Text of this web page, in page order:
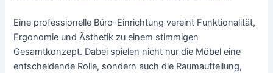
Eine professionelle Büro-Einrichtung vereint Funktionalität,
Ergonomie und Ästhetik zu einem stimmigen
Gesamtkonzept. Dabei spielen nicht nur die Möbel eine
entscheidende Rolle, sondern auch die Raumaufteilung,